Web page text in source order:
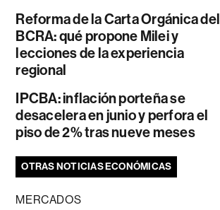
Reforma de la Carta Orgánica del
BCRA: qué propone Milei y
lecciones de la experiencia
regional
IPCBA: inflación porteña se
desacelera en junio y perfora el
piso de 2% tras nueve meses
OTRAS NOTICIAS ECONÓMICAS
MERCADOS